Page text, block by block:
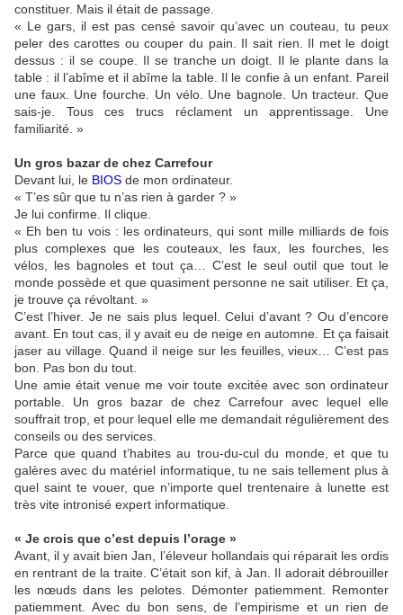
constituer. Mais il était de passage.
« Le gars, il est pas censé savoir qu’avec un couteau, tu peux
peler des carottes ou couper du pain. Il sait rien. Il met le doigt
dessus : il se coupe. Il se tranche un doigt. Il le plante dans la
table : il l’abîme et il abîme la table. Il le confie à un enfant. Pareil
une faux. Une fourche. Un vélo. Une bagnole. Un tracteur. Que
sais-je. Tous ces trucs réclament un apprentissage. Une
familiarité. »
Un gros bazar de chez Carrefour
Devant lui, le BIOS de mon ordinateur.
« T’es sûr que tu n’as rien à garder ? »
Je lui confirme. Il clique.
« Eh ben tu vois : les ordinateurs, qui sont mille milliards de fois
plus complexes que les couteaux, les faux, les fourches, les
vélos, les bagnoles et tout ça… C’est le seul outil que tout le
monde possède et que quasiment personne ne sait utiliser. Et ça,
je trouve ça révoltant. »
C’est l’hiver. Je ne sais plus lequel. Celui d’avant ? Ou d’encore
avant. En tout cas, il y avait eu de neige en automne. Et ça faisait
jaser au village. Quand il neige sur les feuilles, vieux… C’est pas
bon. Pas bon du tout.
Une amie était venue me voir toute excitée avec son ordinateur
portable. Un gros bazar de chez Carrefour avec lequel elle
souffrait trop, et pour lequel elle me demandait régulièrement des
conseils ou des services.
Parce que quand t’habites au trou-du-cul du monde, et que tu
galères avec du matériel informatique, tu ne sais tellement plus à
quel saint te vouer, que n’importe quel trentenaire à lunette est
très vite intronisé expert informatique.
« Je crois que c’est depuis l’orage »
Avant, il y avait bien Jan, l’éleveur hollandais qui réparait les ordis
en rentrant de la traite. C’était son kif, à Jan. Il adorait débrouiller
les nœuds dans les pelotes. Démonter patiemment. Remonter
patiemment. Avec du bon sens, de l’empirisme et un rien de